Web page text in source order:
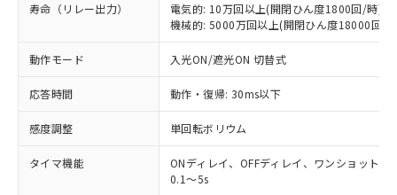
寿命（リレー出力）
電気的: 10万回以上(開閉ひん度1800回/時)
機械的: 5000万回以上(開閉ひん度18000回/
動作モード 入光ON/遮光ON 切替式
応答時間 動作・復帰: 30ms以下
感度調整 単回転ボリウム
タイマ機能
ONディレイ、OFFディレイ、ワンショットデ
0.1～5s